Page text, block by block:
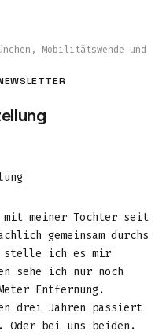
Mobilitätswende und
mit meiner Tochter seit
gemeinsam durchs
stelle ich es mir
sehe ich nur noch
Entfernung.
drei Jahren passiert
bei uns beiden.